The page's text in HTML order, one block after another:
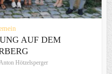
AUF DEM
Hötzelsperger